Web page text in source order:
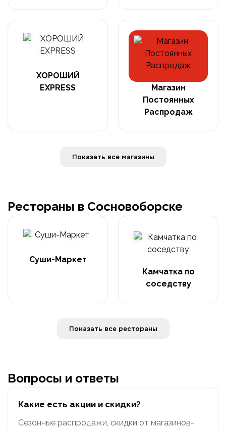
ХОРОШИЙ
EXPRESS
Магазин
Постоянных
Распродаж
Показать все магазины
Рестораны в Сосновоборске
Суши-Маркет
Камчатка по
соседству
Показать все рестораны
Вопросы и ответы
Какие есть акции и скидки?
Сезонные распродажи, скидки от магазинов-